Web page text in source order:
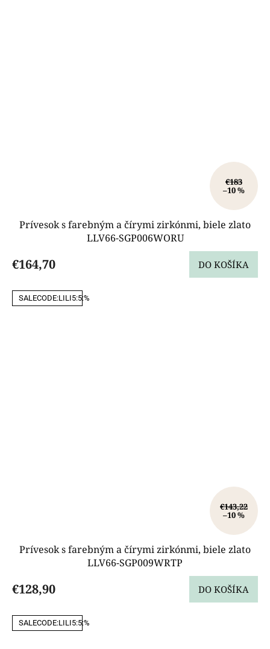
€183
–10 %
Prívesok s farebným a čírymi zirkónmi, biele zlato
LLV66-SGP006WORU
€164,70 DO KOŠÍKA
SALECODE:LILI5:5:%
€143,22
–10 %
Prívesok s farebným a čírymi zirkónmi, biele zlato
LLV66-SGP009WRTP
€128,90 DO KOŠÍKA
SALECODE:LILI5:5:%